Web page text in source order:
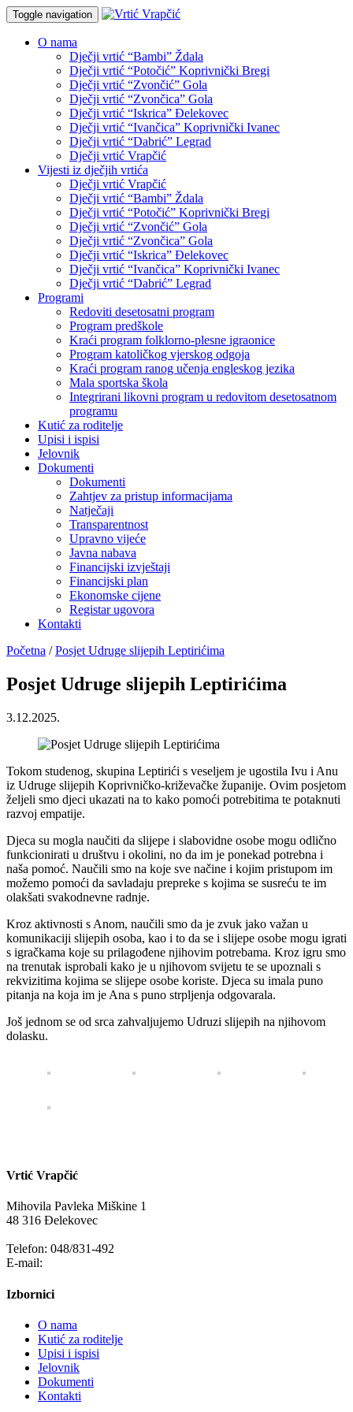
Toggle navigation
O nama
Dječji vrtić “Bambi” Ždala
Dječji vrtić “Potočić” Koprivnički Bregi
Dječji vrtić “Zvončić” Gola
Dječji vrtić “Zvončica” Gola
Dječji vrtić “Iskrica” Đelekovec
Dječji vrtić “Ivančica” Koprivnički Ivanec
Dječji vrtić “Dabrić” Legrad
Dječji vrtić Vrapčić
Vijesti iz dječjih vrtića
Dječji vrtić Vrapčić
Dječji vrtić “Bambi” Ždala
Dječji vrtić “Potočić” Koprivnički Bregi
Dječji vrtić “Zvončić” Gola
Dječji vrtić “Zvončica” Gola
Dječji vrtić “Iskrica” Đelekovec
Dječji vrtić “Ivančica” Koprivnički Ivanec
Dječji vrtić “Dabrić” Legrad
Programi
Redoviti desetosatni program
Program predškole
Kraći program folklorno-plesne igraonice
Program katoličkog vjerskog odgoja
Kraći program ranog učenja engleskog jezika
Mala sportska škola
Integrirani likovni program u redovitom desetosatnom
programu
Kutić za roditelje
Upisi i ispisi
Jelovnik
Dokumenti
Dokumenti
Zahtjev za pristup informacijama
Natječaji
Transparentnost
Upravno vijeće
Javna nabava
Financijski izvještaji
Financijski plan
Ekonomske cijene
Registar ugovora
Kontakti
Početna / Posjet Udruge slijepih Leptirićima
Posjet Udruge slijepih Leptirićima
3.12.2025.
Tokom studenog, skupina Leptirići s veseljem je ugostila Ivu i Anu
iz Udruge slijepih Koprivničko-križevačke županije. Ovim posjetom
željeli smo djeci ukazati na to kako pomoći potrebitima te potaknuti
razvoj empatije.
Djeca su mogla naučiti da slijepe i slabovidne osobe mogu odlično
funkcionirati u društvu i okolini, no da im je ponekad potrebna i
naša pomoć. Naučili smo na koje sve načine i kojim pristupom im
možemo pomoći da savladaju prepreke s kojima se susreću te im
olakšati svakodnevne radnje.
Kroz aktivnosti s Anom, naučili smo da je zvuk jako važan u
komunikaciji slijepih osoba, kao i to da se i slijepe osobe mogu igrati
s igračkama koje su prilagođene njihovim potrebama. Kroz igru smo
na trenutak isprobali kako je u njihovom svijetu te se upoznali s
rekvizitima kojima se slijepe osobe koriste. Djeca su imala puno
pitanja na koja im je Ana s puno strpljenja odgovarala.
Još jednom se od srca zahvaljujemo Udruzi slijepih na njihovom
dolasku.
Vrtić Vrapčić
Mihovila Pavleka Miškine 1
48 316 Đelekovec
Telefon: 048/831-492
E-mail:
Izbornici
O nama
Kutić za roditelje
Upisi i ispisi
Jelovnik
Dokumenti
Kontakti